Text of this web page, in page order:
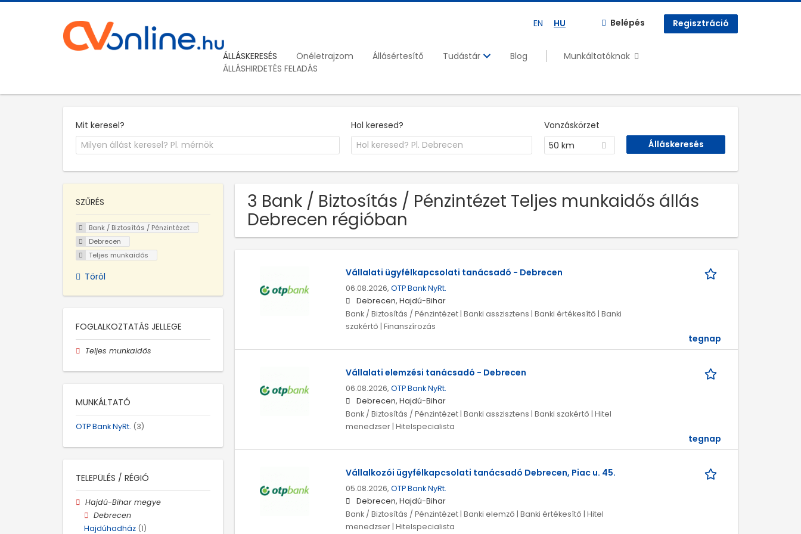
EN HU Belépés Regisztráció
ÁLLÁSKERESÉS Önéletrajzom Állásértesítő Tudástár Blog
Munkáltatóknak
ÁLLÁSHIRDETÉS FELADÁS
Mit keresel? Hol keresed?
Vonzáskörzet
50 km
3 Bank / Biztosítás / Pénzintézet Teljes munkaidős állás
Debrecen régióban
Vállalati ügyfélkapcsolati tanácsadó - Debrecen
06.08.2026, OTP Bank NyRt.
Debrecen, Hajdú-Bihar
Bank / Biztosítás / Pénzintézet | Banki asszisztens | Banki értékesítő | Banki
szakértő | Finanszírozás
tegnap
Vállalati elemzési tanácsadó - Debrecen
06.08.2026, OTP Bank NyRt.
Debrecen, Hajdú-Bihar
Bank / Biztosítás / Pénzintézet | Banki asszisztens | Banki szakértő | Hitel
menedzser | Hitelspecialista
tegnap
Vállalkozói ügyfélkapcsolati tanácsadó Debrecen, Piac u. 45.
05.08.2026, OTP Bank NyRt.
Debrecen, Hajdú-Bihar
Bank / Biztosítás / Pénzintézet | Banki elemző | Banki értékesítő | Hitel
menedzser | Hitelspecialista
SZŰRÉS
Bank / Biztosítás / Pénzintézet
Debrecen
Teljes munkaidős
Töröl
FOGLALKOZTATÁS JELLEGE
Teljes munkaidős
MUNKÁLTATÓ
OTP Bank NyRt. (3)
TELEPÜLÉS / RÉGIÓ
Hajdú-Bihar megye
Debrecen
Hajdúhadház (1)